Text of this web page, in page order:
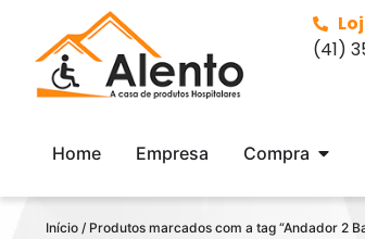
(41)
Home Empresa Compra
Início / Produtos marcados com a tag “Andador 2